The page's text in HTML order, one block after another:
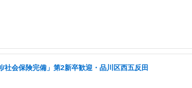
会保険完備」第2新卒歓迎・品川区西五反田